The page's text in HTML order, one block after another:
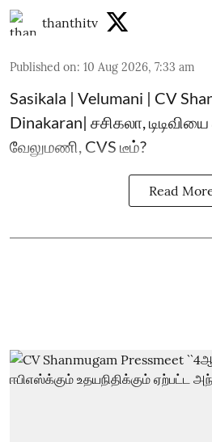
thanthitv
Published on: 10 Aug 2026, 7:33 am
Sasikala | Velumani | CV
Dinakaran| சசிகலா,
வேலுமணி, CVS டீம்?
Read